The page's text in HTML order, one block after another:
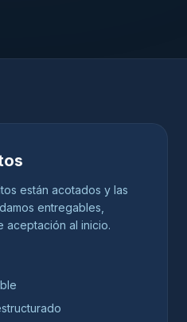
están acotados y las
entregables,
aceptación al inicio.